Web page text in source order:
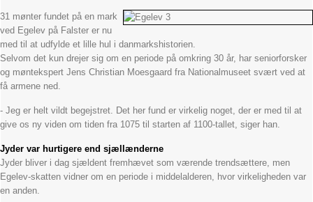
31 mønter fundet på en mark
ved Egelev på Falster er nu
med til at udfylde et lille hul i danmarkshistorien.
Selvom det kun drejer sig om en periode på omkring 30 år, har seniorforsker
og møntekspert Jens Christian Moesgaard fra Nationalmuseet svært ved at
få armene ned.
- Jeg er helt vildt begejstret. Det her fund er virkelig noget, der er med til at
give os ny viden om tiden fra 1075 til starten af 1100-tallet, siger han.
Jyder var hurtigere end sjællænderne
Jyder bliver i dag sjældent fremhævet som værende trendsættere, men
Egelev-skatten vidner om en periode i middelalderen, hvor virkeligheden var
en anden.